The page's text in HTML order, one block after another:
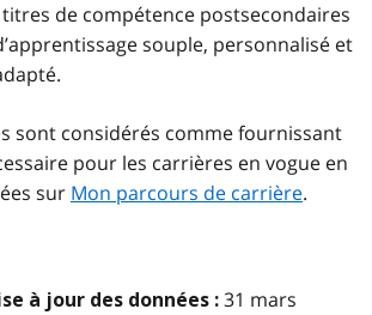
de compétence postsecondaires
souple, personnalisé et
sont considérés comme fournissant
pour les carrières en vogue en
sur Mon parcours de carrière.
à jour des données : 31 mars